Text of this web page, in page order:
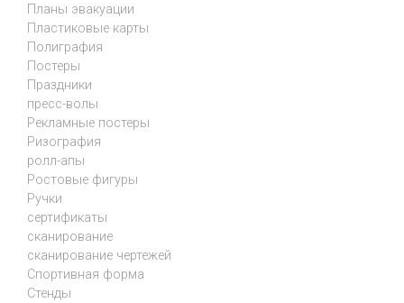
Планы эвакуации
Пластиковые карты
Полиграфия
Постеры
Праздники
пресс-волы
Рекламные постеры
Ризография
ролл-апы
Ростовые фигуры
Ручки
сертификаты
сканирование
сканирование чертежей
Спортивная форма
Стенды